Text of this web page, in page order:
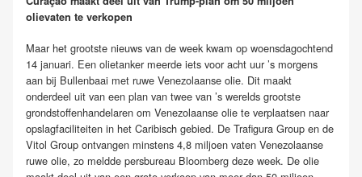
olievaten te verkopen
Maar het grootste nieuws van de week kwam op woensdagochtend
14 januari. Een olietanker meerde iets voor acht uur ’s morgens
aan bij Bullenbaai met ruwe Venezolaanse olie. Dit maakt
onderdeel uit van een plan van twee van ’s werelds grootste
grondstoffenhandelaren om Venezolaanse olie te verplaatsen naar
opslagfaciliteiten in het Caribisch gebied. De Trafigura Group en de
Vitol Group ontvangen minstens 4,8 miljoen vaten Venezolaanse
ruwe olie, zo meldde persbureau Bloomberg deze week. De olie